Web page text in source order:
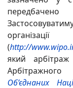
(http://
який
Об’єднаних